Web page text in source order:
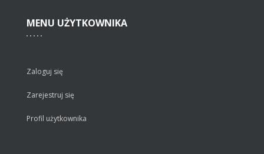
MENU UŻYTKOWNIKA
Zaloguj się
Zarejestruj się
Profil użytkownika